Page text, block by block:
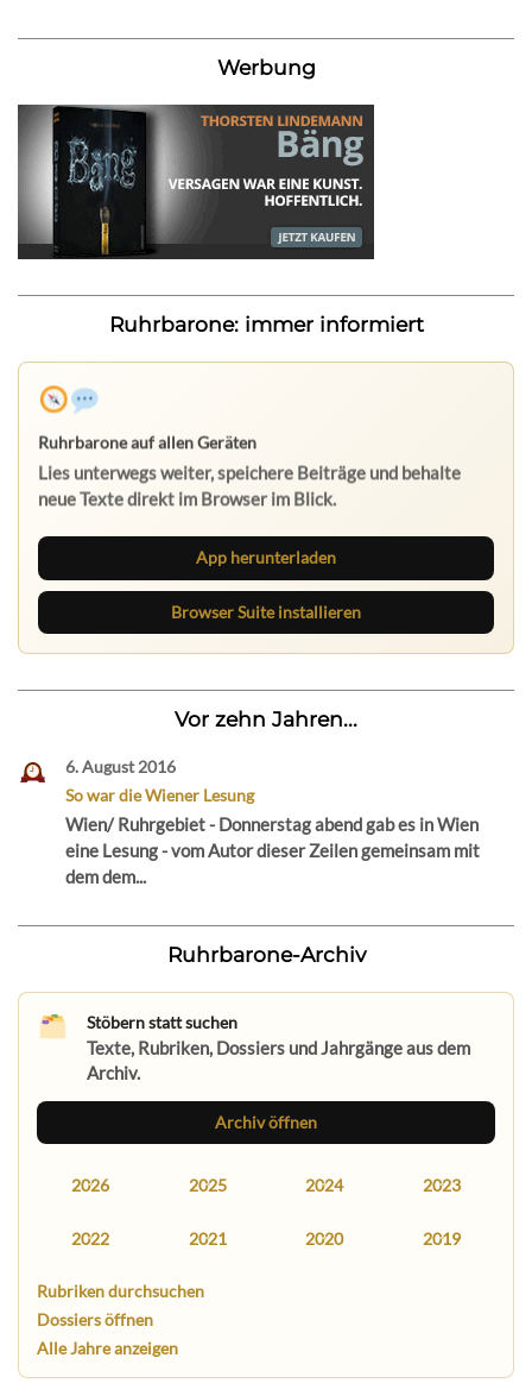
Werbung
Ruhrbarone: immer informiert
App herunterladen
Browser Suite installieren
Vor zehn Jahren...
6. August 2016
So war die Wiener Lesung
Wien/ Ruhrgebiet - Donnerstag abend gab es in Wien
eine Lesung - vom Autor dieser Zeilen gemeinsam mit
dem dem...
Ruhrbarone-Archiv
Stöbern statt suchen
Texte, Rubriken, Dossiers und Jahrgänge aus dem
Archiv.
Archiv öffnen
2026 2025 2024 2023
2022 2021 2020 2019
Rubriken durchsuchen
Dossiers öffnen
Alle Jahre anzeigen